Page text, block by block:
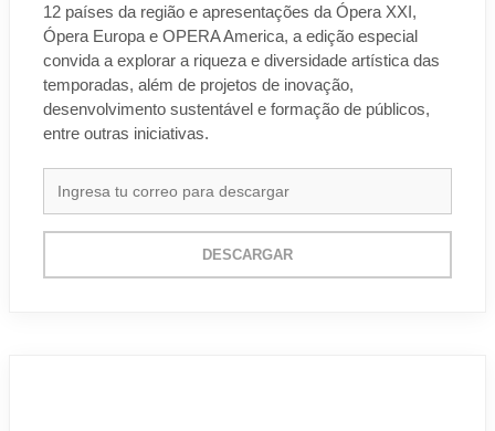
12 países da região e apresentações da Ópera XXI,
Ópera Europa e OPERA America, a edição especial
convida a explorar a riqueza e diversidade artística das
temporadas, além de projetos de inovação,
desenvolvimento sustentável e formação de públicos,
entre outras iniciativas.
DESCARGAR